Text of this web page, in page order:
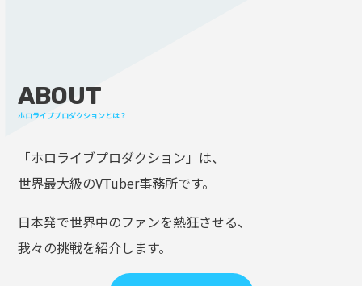
ABOUT
ホロライブプロダクションとは？
「ホロライブプロダクション」は、
世界最大級のVTuber事務所です。
日本発で世界中のファンを熱狂させる、
我々の挑戦を紹介します。